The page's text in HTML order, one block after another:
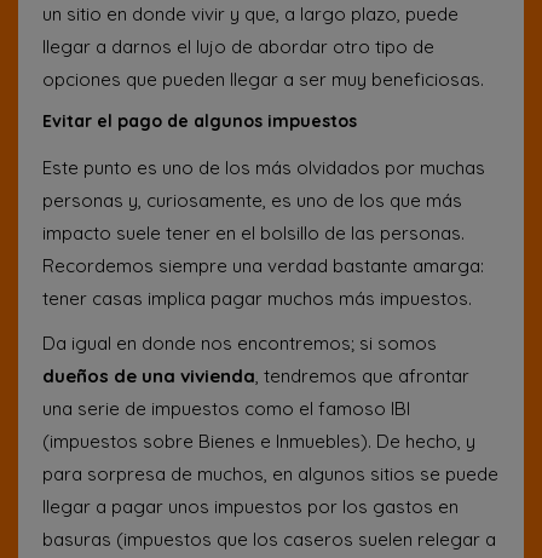
un sitio en donde vivir y que, a largo plazo, puede
llegar a darnos el lujo de abordar otro tipo de
opciones que pueden llegar a ser muy beneficiosas.
Evitar el pago de algunos impuestos
Este punto es uno de los más olvidados por muchas
personas y, curiosamente, es uno de los que más
impacto suele tener en el bolsillo de las personas.
Recordemos siempre una verdad bastante amarga:
tener casas implica pagar muchos más impuestos.
Da igual en donde nos encontremos; si somos
dueños de una vivienda, tendremos que afrontar
una serie de impuestos como el famoso IBI
(impuestos sobre Bienes e Inmuebles). De hecho, y
para sorpresa de muchos, en algunos sitios se puede
llegar a pagar unos impuestos por los gastos en
basuras (impuestos que los caseros suelen relegar a